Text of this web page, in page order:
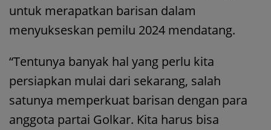
untuk merapatkan barisan dalam
menyukseskan pemilu 2024 mendatang.
“Tentunya banyak hal yang perlu kita
persiapkan mulai dari sekarang, salah
satunya memperkuat barisan dengan para
anggota partai Golkar. Kita harus bisa